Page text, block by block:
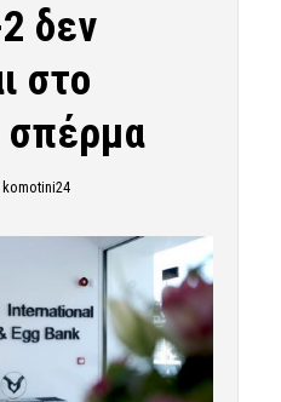
δεν
στο
σπέρμα
komotini24